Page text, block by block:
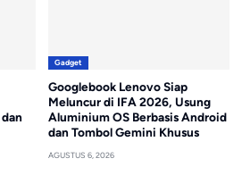
Gadget
Googlebook Lenovo Siap
Meluncur di IFA 2026, Usung
Aluminium OS Berbasis Android
dan Tombol Gemini Khusus
AGUSTUS 6, 2026